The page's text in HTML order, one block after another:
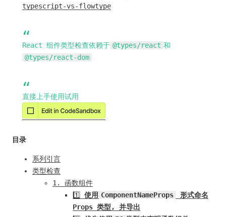
typescript-vs-flowtype
React 组件类型检查依赖于 @types/react 和
@types/react-dom
直接上手使用试用
目录
系列引言
类型检查
1. 函数组件
1️⃣ 使用 ComponentNameProps
形式命名
Props 类型, 并导出